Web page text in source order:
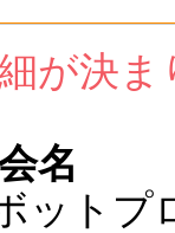
が決ま
名
ットプ